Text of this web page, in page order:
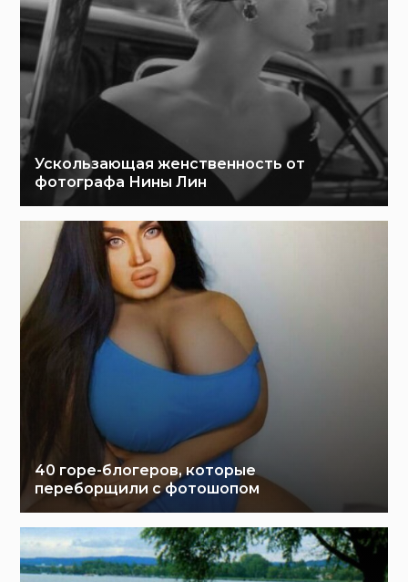
Ускользающая женственность от
фотографа Нины Лин
40 горе-блогеров, которые
переборщили с фотошопом